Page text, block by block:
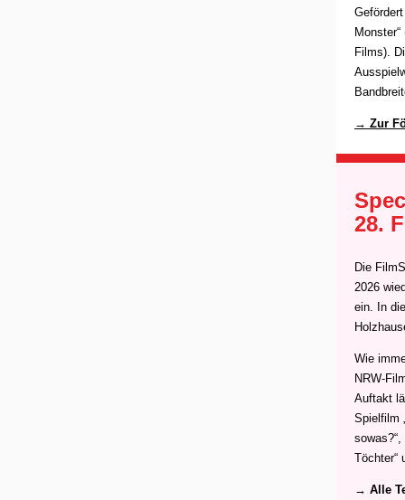
Films).
→ Zur
28.
Die
2026
ein. In
Wie
NRW-
Auftakt
Spielfilm
Töchter“
→ Alle